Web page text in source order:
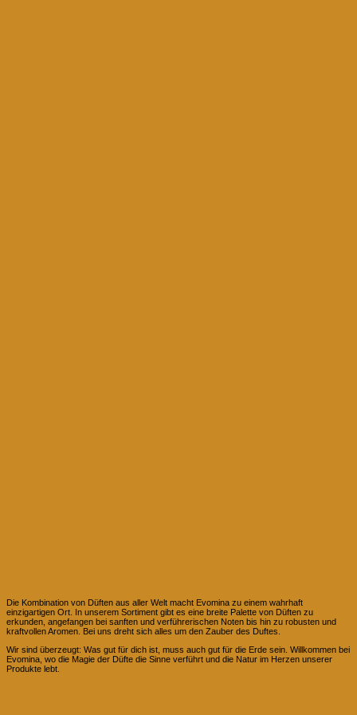
Die Kombination von Düften aus aller Welt macht Evomina zu einem wahrhaft
einzigartigen Ort. In unserem Sortiment gibt es eine breite Palette von Düften zu
erkunden, angefangen bei sanften und verführerischen Noten bis hin zu robusten und
kraftvollen Aromen. Bei uns dreht sich alles um den Zauber des Duftes.
Wir sind überzeugt: Was gut für dich ist, muss auch gut für die Erde sein. Willkommen bei
Evomina, wo die Magie der Düfte die Sinne verführt und die Natur im Herzen unserer
Produkte lebt.